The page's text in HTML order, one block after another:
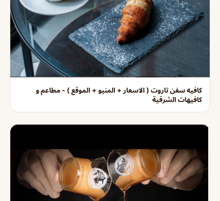
كافيه سفن تاروت ( الاسعار + المنيو + الموقع ) - مطاعم و
كافيهات الشرقية